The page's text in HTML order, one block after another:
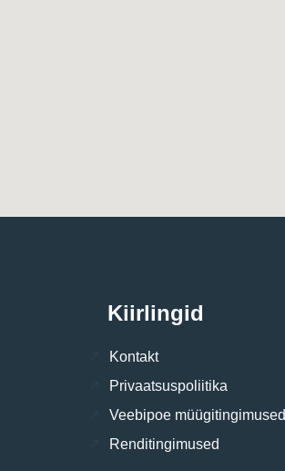
Kiirlingid
Kontakt
Privaatsuspoliitika
Veebipoe müügitingimused
Renditingimused